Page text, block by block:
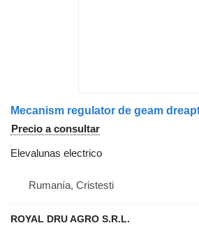
Precio a consultar
Elevalunas electrico
Rumanía, Cristesti
ROYAL DRU AGRO S.R.L.